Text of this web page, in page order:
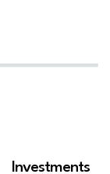
Investments